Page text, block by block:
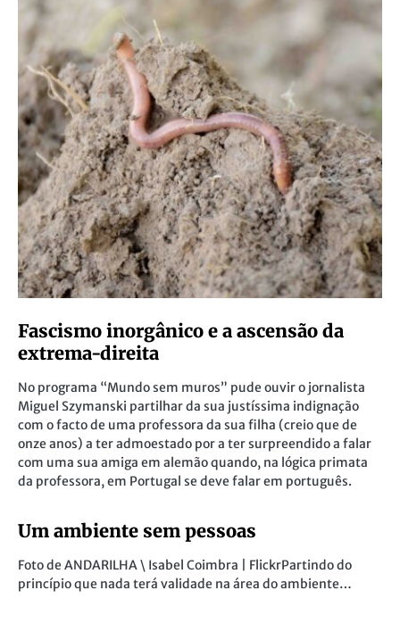
Fascismo inorgânico e a ascensão da
extrema-direita
No programa “Mundo sem muros” pude ouvir o jornalista
Miguel Szymanski partilhar da sua justíssima indignação
com o facto de uma professora da sua filha (creio que de
onze anos) a ter admoestado por a ter surpreendido a falar
com uma sua amiga em alemão quando, na lógica primata
da professora, em Portugal se deve falar em português.
Um ambiente sem pessoas
Foto de ANDARILHA \ Isabel Coimbra | FlickrPartindo do
princípio que nada terá validade na área do ambiente…